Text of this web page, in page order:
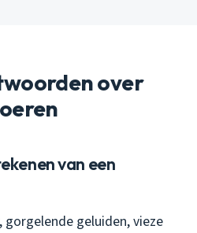
over
van een
geluiden, vieze